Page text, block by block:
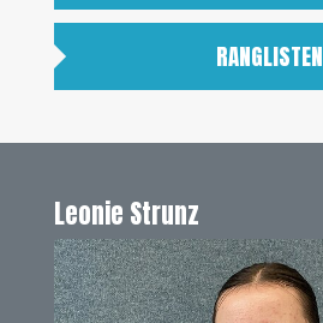
RANGLISTEN
Leonie Strunz